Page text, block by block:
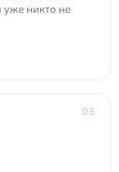
уже никто не
03